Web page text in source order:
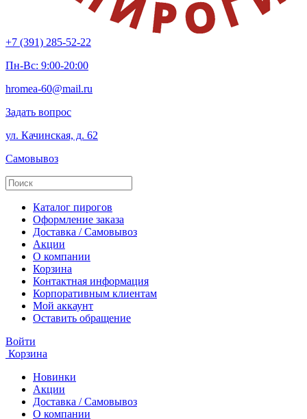
+7 (391) 285-52-22
Пн-Вс: 9:00-20:00
hromea-60@mail.ru
Задать вопрос
ул. Качинская, д. 62
Самовывоз
Каталог пирогов
Оформление заказа
Доставка / Самовывоз
Акции
О компании
Корзина
Контактная информация
Корпоративным клиентам
Мой аккаунт
Оставить обращение
Войти
Корзина
Новинки
Акции
Доставка / Самовывоз
О компании